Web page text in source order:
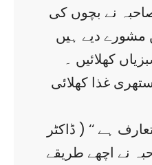
نے بچوں کی
مشورے دیے ہیں
کھلائیں ۔
غذا کھلائی
ہے ‘‘ ( ڈاکٹر
نے اچھے طریقے